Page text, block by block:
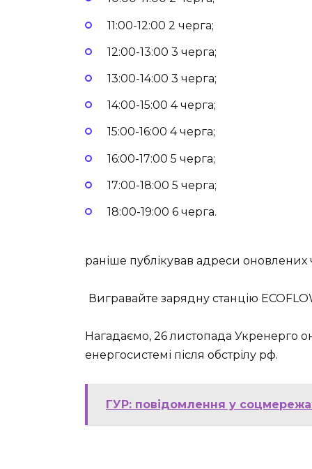
11:00-12:00 2 черга;
12:00-13:00 3 черга;
13:00-14:00 3 черга;
14:00-15:00 4 черга;
15:00-16:00 4 черга;
16:00-17:00 5 черга;
17:00-18:00 5 черга;
18:00-19:00 6 черга.
раніше публікував адреси
Вигравайте зарядну станцію
Нагадаємо, 26 листопада Укренерго
енергосистемі після обстрілу рф.
ГУР: повідомлення у